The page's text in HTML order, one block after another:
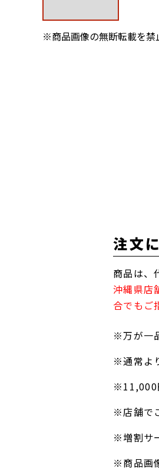
※商品画像の無断転載を禁
注文
商品は、
沖縄県店
合でもご
※万が一
※通常よ
※11,000
※店舗で
※増割サ
※商品画